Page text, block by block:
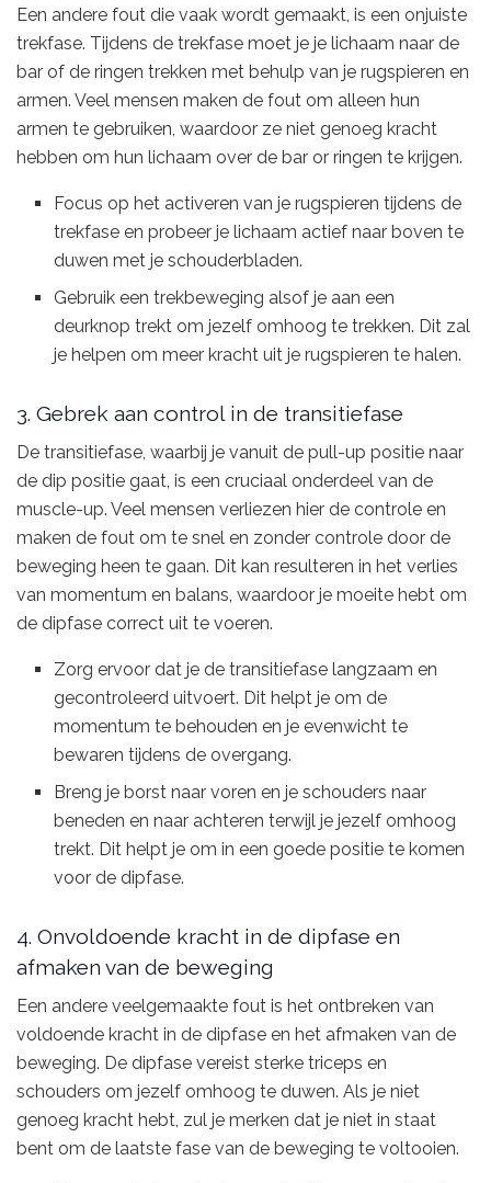
Een andere fout die vaak wordt gemaakt, is een onjuiste
trekfase. Tijdens de trekfase moet je je lichaam naar de
bar of de ringen trekken met behulp van je rugspieren en
armen. Veel mensen maken de fout om alleen hun
armen te gebruiken, waardoor ze niet genoeg kracht
hebben om hun lichaam over de bar or ringen te krijgen.
Focus op het activeren van je rugspieren tijdens de
trekfase en probeer je lichaam actief naar boven te
duwen met je schouderbladen.
Gebruik een trekbeweging alsof je aan een
deurknop trekt om jezelf omhoog te trekken. Dit zal
je helpen om meer kracht uit je rugspieren te halen.
3. Gebrek aan control in de transitiefase
De transitiefase, waarbij je vanuit de pull-up positie naar
de dip positie gaat, is een cruciaal onderdeel van de
muscle-up. Veel mensen verliezen hier de controle en
maken de fout om te snel en zonder controle door de
beweging heen te gaan. Dit kan resulteren in het verlies
van momentum en balans, waardoor je moeite hebt om
de dipfase correct uit te voeren.
Zorg ervoor dat je de transitiefase langzaam en
gecontroleerd uitvoert. Dit helpt je om de
momentum te behouden en je evenwicht te
bewaren tijdens de overgang.
Breng je borst naar voren en je schouders naar
beneden en naar achteren terwijl je jezelf omhoog
trekt. Dit helpt je om in een goede positie te komen
voor de dipfase.
4. Onvoldoende kracht in de dipfase en
afmaken van de beweging
Een andere veelgemaakte fout is het ontbreken van
voldoende kracht in de dipfase en het afmaken van de
beweging. De dipfase vereist sterke triceps en
schouders om jezelf omhoog te duwen. Als je niet
genoeg kracht hebt, zul je merken dat je niet in staat
bent om de laatste fase van de beweging te voltooien.